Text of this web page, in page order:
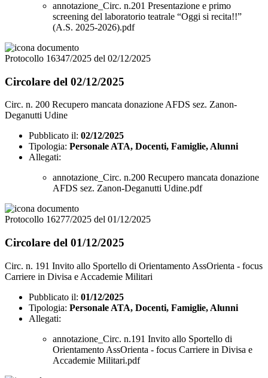
annotazione_Circ. n.201 Presentazione e primo
screening del laboratorio teatrale “Oggi si recita!!”
(A.S. 2025-2026).pdf
Protocollo 16347/2025 del 02/12/2025
Circolare del 02/12/2025
Circ. n. 200 Recupero mancata donazione AFDS sez. Zanon-
Deganutti Udine
Pubblicato il: 02/12/2025
Tipologia: Personale ATA, Docenti, Famiglie, Alunni
Allegati:
annotazione_Circ. n.200 Recupero mancata donazione
AFDS sez. Zanon-Deganutti Udine.pdf
Protocollo 16277/2025 del 01/12/2025
Circolare del 01/12/2025
Circ. n. 191 Invito allo Sportello di Orientamento AssOrienta - focus
Carriere in Divisa e Accademie Militari
Pubblicato il: 01/12/2025
Tipologia: Personale ATA, Docenti, Famiglie, Alunni
Allegati:
annotazione_Circ. n.191 Invito allo Sportello di
Orientamento AssOrienta - focus Carriere in Divisa e
Accademie Militari.pdf